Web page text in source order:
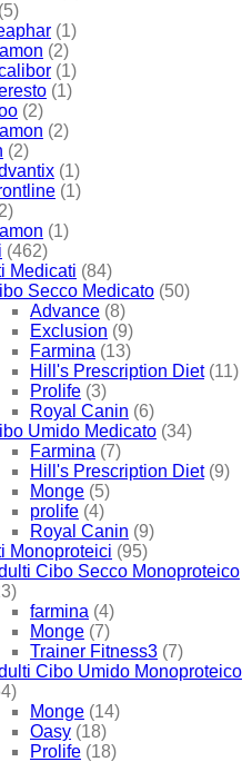
(5)
(1)
(2)
(1)
(1)
(2)
(2)
(2)
(1)
(1)
(1)
(462)
Medicati (84)
Secco Medicato (50)
Advance (8)
Exclusion (9)
Farmina (13)
Hill's Prescription Diet (11)
Prolife (3)
Royal Canin (6)
Umido Medicato (34)
Farmina (7)
Hill's Prescription Diet (9)
Monge (5)
prolife (4)
Royal Canin (9)
Monoproteici (95)
Cibo Secco Monoproteico
farmina (4)
Monge (7)
Trainer Fitness3 (7)
Cibo Umido Monoproteico
Monge (14)
Oasy (18)
Prolife (18)